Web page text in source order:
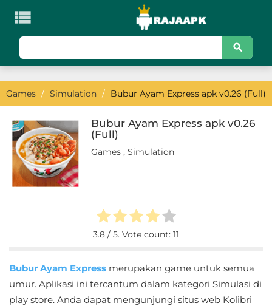

Games
Action
Adventure
Arcade
Board
Casual
Educational
Games / Simulation / Bubur Ayam Express apk v0.26 (Full)
Bubur Ayam Express apk v0.26
(Full)
Games , Simulation
3.8 / 5. Vote count: 11
Bubur Ayam Express merupakan game untuk semua
umur. Aplikasi ini tercantum dalam kategori Simulasi di
play store. Anda dapat mengunjungi situs web Kolibri